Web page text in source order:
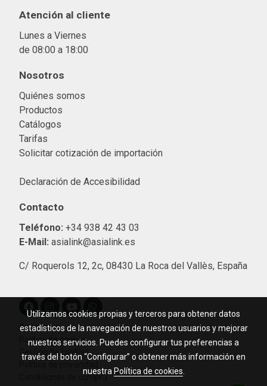
Atención al cliente
Lunes a Viernes
de 08:00 a 18:00
Nosotros
Quiénes somos
Productos
Catálogos
Tarifas
Solicitar cotización de importación
Declaración de Accesibilidad
Contacto
Teléfono: +34 938 42 43 03
E-Mail: asialink@asialink.es
C/ Roquerols 12, 2c, 08430 La Roca del Vallès, España
Aviso legal
Política de cookies
Gestión de cookies
Condiciones de compra
Utilizamos cookies propias y terceros para obtener datos
estadísticos de la navegación de nuestros usuarios y mejorar
nuestros servicios. Puedes configurar tus preferencias a
través del botón “Configurar” o obtener más información en
nuestra Política de cookies